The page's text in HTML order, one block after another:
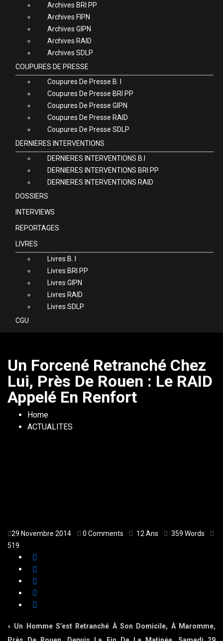
Archives BRI PP
Archives FIPN
Archives GIPN
Archives RAID
Archives SDLP
COUPURES DE PRESSE
Coupures De Presse B. I
Coupures De Presse BRI PP
Coupures De Presse GIPN
Coupures De Presse RAID
Coupures De Presse SDLP
DERNIERES INTERVENTIONS
DERNIERES INTERVENTIONS B.I
DERNIERES INTERVENTIONS BRI PP
DERNIERES INTERVENTIONS RAID
DOSSIERS
INTERVIEWS
REPORTAGES
LIVRES
Livres B. I
Livres BRI PP
Livres GIPN
Livres RAID
Livres SDLP
CGU
Un Forcené Retranché Chez
Lui, Près De Rouen : Le RAID
Appelé En Renfort
Home
ACTUALITES
29 Novembre 2014 0 Comments 12 Ans
359 Words
519
« Un Homme S’est Retranché À Son Domicile, À Maromme,